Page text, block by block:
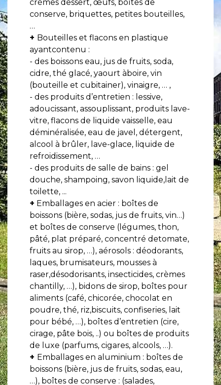
crèmes dessert, œufs, boîtes de
conserve, briquettes, petites bouteilles,
…
+ Bouteilles et flacons en plastique
ayantcontenu :
- des boissons eau, jus de fruits, soda,
cidre, thé glacé, yaourt àboire, vin
(bouteille et cubitainer), vinaigre, … ,
- des produits d’entretien : lessive,
adoucissant, assouplissant, produits lave-
vitre, flacons de liquide vaisselle, eau
déminéralisée, eau de javel, détergent,
alcool à brûler, lave-glace, liquide de
refroidissement, …
- des produits de salle de bains : gel
douche, shampoing, savon liquide,lait de
toilette, ...
+ Emballages en acier : boîtes de
boissons (bière, sodas, jus de fruits, vin…)
et boîtes de conserve (légumes, thon,
pâté, plat préparé, concentré detomate,
fruits au sirop, …), aérosols : déodorants,
laques, brumisateurs, mousses à
raser,désodorisants, insecticides, crèmes
chantilly, …), bidons de sirop, boîtes pour
aliments (café, chicorée, chocolat en
poudre, thé, riz,biscuits, confiseries, lait
pour bébé, …), boîtes d’entretien (cire,
cirage, pâte bois, ..) ou boîtes de produits
de luxe (parfums, cigares, alcools, …).
+ Emballages en aluminium : boîtes de
boissons (bière, jus de fruits, sodas, eau,
…), boîtes de conserve : (salades,